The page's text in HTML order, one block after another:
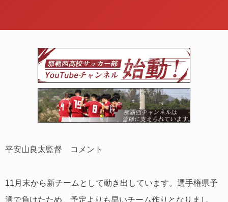
平安山良太監督 コメント
11月末から新チームとして動き出しています。選手権県予
選で負けたため、予定よりも早いチーム作りとなりまし